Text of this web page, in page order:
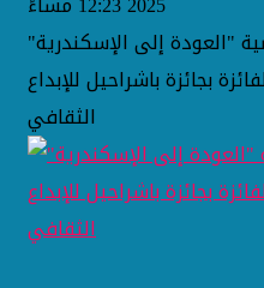
"العودة إلى الإسكندرية"
بجائزة باشراحيل للإبداع
الثقافي